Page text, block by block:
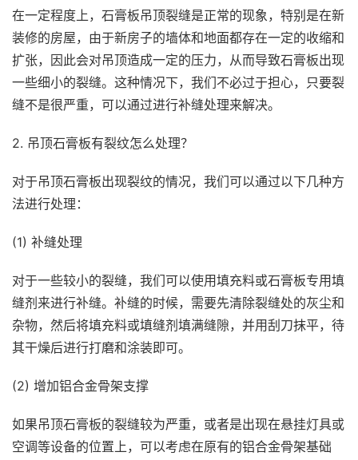
在一定程度上，石膏板吊顶裂缝是正常的现象，特别是在新
装修的房屋，由于新房子的墙体和地面都存在一定的收缩和
扩张，因此会对吊顶造成一定的压力，从而导致石膏板出现
一些细小的裂缝。这种情况下，我们不必过于担心，只要裂
缝不是很严重，可以通过进行补缝处理来解决。
2. 吊顶石膏板有裂纹怎么处理？
对于吊顶石膏板出现裂纹的情况，我们可以通过以下几种方
法进行处理：
(1) 补缝处理
对于一些较小的裂缝，我们可以使用填充料或石膏板专用填
缝剂来进行补缝。补缝的时候，需要先清除裂缝处的灰尘和
杂物，然后将填充料或填缝剂填满缝隙，并用刮刀抹平，待
其干燥后进行打磨和涂装即可。
(2) 增加铝合金骨架支撑
如果吊顶石膏板的裂缝较为严重，或者是出现在悬挂灯具或
空调等设备的位置上，可以考虑在原有的铝合金骨架基础